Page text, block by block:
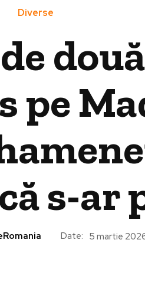
Diverse
pe
s-ar
Date: 5 martie